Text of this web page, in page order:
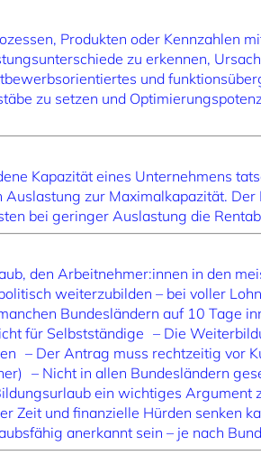
Produkten oder Kennzahlen
zu erkennen,
und
zu setzen und
Kapazität eines Unternehmens
zur Maximalkapazität.
bei geringer Auslastung die
den Arbeitnehmer:innen in den
weiterzubilden – bei voller
Bundesländern auf 10 Tage
für Selbstständige – Die
– Der Antrag muss rechtzeitig vor
– Nicht in allen Bundesländern
ein wichtiges Argument
Zeit und finanzielle Hürden senken
anerkannt sein – je nach